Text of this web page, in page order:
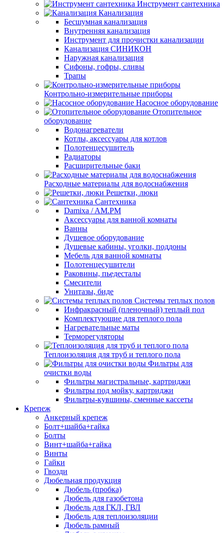
Инструмент сантехника
Канализация
Бесшумная канализация
Внутренняя канализация
Инструмент для прочистки канализации
Канализация СИНИКОН
Наружная канализация
Сифоны, гофры, сливы
Трапы
Контрольно-измерительные приборы
Насосное оборудование
Отопительное
оборудование
Водонагреватели
Котлы, аксессуары для котлов
Полотенцесушитель
Радиаторы
Расширительные баки
Расходные материалы для водоснабжения
Решетки, люки
Сантехника
Damixa / AM.PM
Аксессуары для ванной комнаты
Ванны
Душевое оборудование
Душевые кабины, уголки, поддоны
Мебель для ванной комнаты
Полотенцесушители
Раковины, пьедесталы
Смесители
Унитазы, биде
Системы теплых полов
Инфракрасный (пленочный) теплый пол
Комплектующие для теплого пола
Нагревательные маты
Терморегуляторы
Теплоизоляция для труб и теплого пола
Фильтры для
очистки воды
Фильтры магистральные, картриджи
Фильтры под мойку, картриджи
Фильтры-кувшины, сменные кассеты
Крепеж
Анкерный крепеж
Болт+шайба+гайка
Болты
Винт+шайба+гайка
Винты
Гайки
Гвозди
Дюбельная продукция
Дюбель (пробка)
Дюбель для газобетона
Дюбель для ГКЛ, ГВЛ
Дюбель для теплоизоляции
Дюбель рамный